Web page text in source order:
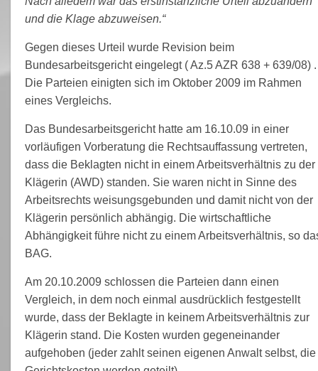
und die Klage abzuweisen.“
Gegen dieses Urteil wurde Revision beim
Bundesarbeitsgericht eingelegt ( Az.5 AZR 638 + 639/08).
Die Parteien einigten sich im Oktober 2009 im Rahmen
eines Vergleichs.
Das Bundesarbeitsgericht hatte am 16.10.09 in einer
vorläufigen Vorberatung die Rechtsauffassung vertreten,
dass die Beklagten nicht in einem Arbeitsverhältnis zu der
Klägerin (AWD) standen. Sie waren nicht in Sinne des
Arbeitsrechts weisungsgebunden und damit nicht von der
Klägerin persönlich abhängig. Die wirtschaftliche
Abhängigkeit führe nicht zu einem Arbeitsverhältnis, so
BAG.
Am 20.10.2009 schlossen die Parteien dann einen
Vergleich, in dem noch einmal ausdrücklich festgestellt
wurde, dass der Beklagte in keinem Arbeitsverhältnis zur
Klägerin stand. Die Kosten wurden gegeneinander
aufgehoben (jeder zahlt seinen eigenen Anwalt selbst, die